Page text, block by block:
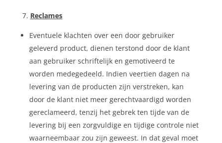
Reclames
Eventuele klachten over een door gebruiker
geleverd product, dienen terstond door de klant
aan gebruiker schriftelijk en gemotiveerd te
worden medegedeeld. Indien veertien dagen na
levering van de producten zijn verstreken, kan
door de klant niet meer gerechtvaardigd worden
gereclameerd, tenzij het gebrek ten tijde van de
levering bij een zorgvuldige en tijdige controle niet
waarneembaar zou zijn geweest. In dat geval moet